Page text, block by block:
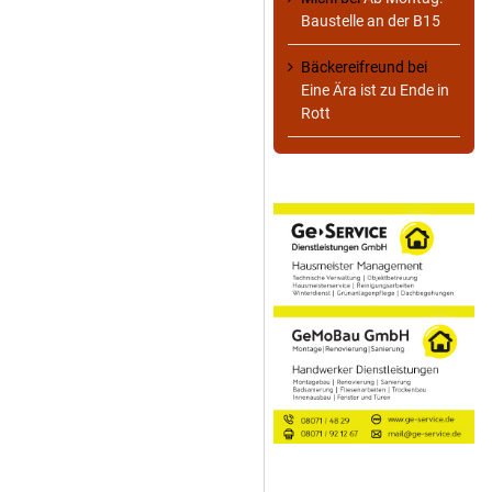
Baustelle an der B15
Bäckereifreund bei
Eine Ära ist zu Ende in
Rott